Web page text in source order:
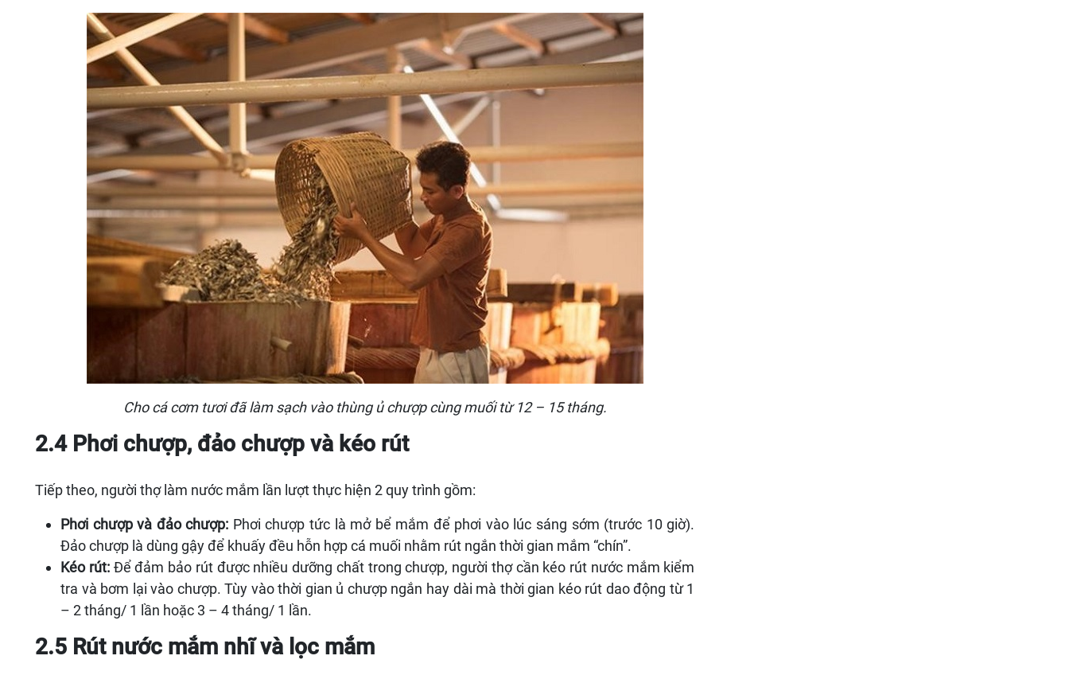
Cho cá cơm tươi đã làm sạch vào thùng ủ chượp cùng muối từ 12 – 15 tháng.
2.4 Phơi chượp, đảo chượp và kéo rút
Tiếp theo, người thợ làm nước mắm lần lượt thực hiện 2 quy trình gồm:
Phơi chượp và đảo chượp: Phơi chượp tức là mở bể mắm để phơi vào lúc sáng sớm (trước 10 giờ).
Đảo chượp là dùng gậy để khuấy đều hỗn hợp cá muối nhằm rút ngắn thời gian mắm “chín”.
Kéo rút:Để đảm bảo rút được nhiều dưỡng chất trong chượp, người thợ cần kéo rút nước mắm kiểm
tra và bơm lại vào chượp. Tùy vào thời gian ủ chượp ngắn hay dài mà thời gian kéo rút dao động từ 1
– 2 tháng/ 1 lần hoặc 3 – 4 tháng/ 1 lần.
2.5 Rút nước mắm nhĩ và lọc mắm